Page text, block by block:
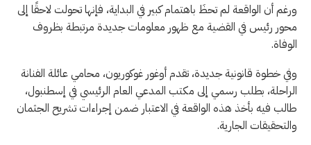
ورغم أن الواقعة لم تحظَ باهتمام كبير في البداية، فإنها تحولت لاحقًا إلى
محور رئيس في القضية مع ظهور معلومات جديدة مرتبطة بظروف
الوفاة.
وفي خطوة قانونية جديدة، تقدم أوغور غوكوريون، محامي عائلة الفنانة
الراحلة، بطلب رسمي إلى مكتب المدعي العام الرئيسي في إسطنبول،
طالب فيه بأخذ هذه الواقعة في الاعتبار ضمن إجراءات تشريح الجثمان
والتحقيقات الجارية.